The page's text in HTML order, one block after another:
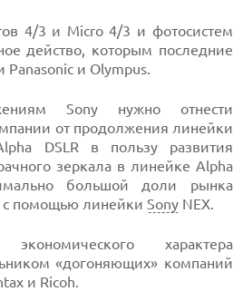
4/3 и Micro 4/3 и фотосистем
действо, которым последние
и Olympus.
Sony нужно отнести
от продолжения линейки
DSLR в пользу развития
зеркала в линейке Alpha
большой доли рынка
с помощью линейкиSony NEX.
характера
«догоняющих» компаний
и Ricoh.